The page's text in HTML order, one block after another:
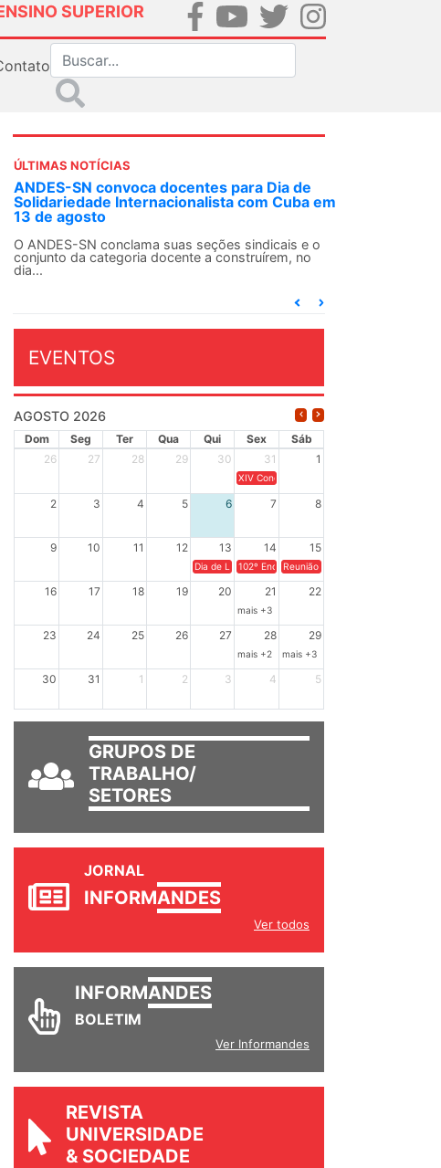
SUPERIOR
ÚLTIMAS NOTÍCIAS
ANDES-SN convoca docentes para Dia de
Solidariedade Internacionalista com Cuba em
13 de agosto
O ANDES-SN conclama suas seções sindicais e o
conjunto da categoria docente a construírem, no
dia...
EVENTOS
AGOSTO 2026
Dom Seg Ter Qua Qui Sex
Sáb
26
27 28 29 30 31 1
XIV Congresso Brasileiro de
2 3 4 5 6 7 8
9 10 11 12 13 14 15
Dia de Luta em Defesa de Cuba e da Soberania dos
102º Encontro da Regional Leste, “Em terra
Reunião GTPE.
16 17 18 19 20 21 22
mais +3
23 24 25 26 27 28 29
mais +2 mais +3
30 31 1 2 3 4 5
GRUPOS DE
TRABALHO/
SETORES
JORNAL
INFORMANDES
Ver todos
INFORMANDES
BOLETIM
Ver Informandes
REVISTA
UNIVERSIDADE
& SOCIEDADE